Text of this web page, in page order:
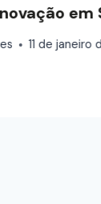
em
11 de janeiro